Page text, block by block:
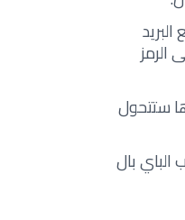
الرمز
ستتحول
بال